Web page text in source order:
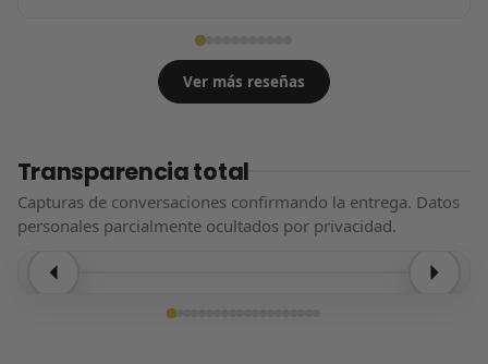
Ver más reseñas
Transparencia total
Capturas de conversaciones confirmando la entrega. Datos
personales parcialmente ocultados por privacidad.